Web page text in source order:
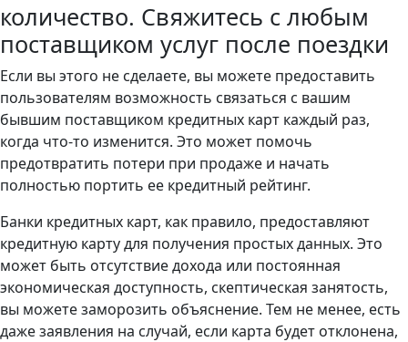
количество. Свяжитесь с любым
поставщиком услуг после поездки
Если вы этого не сделаете, вы можете предоставить
пользователям возможность связаться с вашим
бывшим поставщиком кредитных карт каждый раз,
когда что-то изменится. Это может помочь
предотвратить потери при продаже и начать
полностью портить ее кредитный рейтинг.
Банки кредитных карт, как правило, предоставляют
кредитную карту для получения простых данных. Это
может быть отсутствие дохода или постоянная
экономическая доступность, скептическая занятость,
вы можете заморозить объяснение. Тем не менее, есть
даже заявления на случай, если карта будет отклонена,